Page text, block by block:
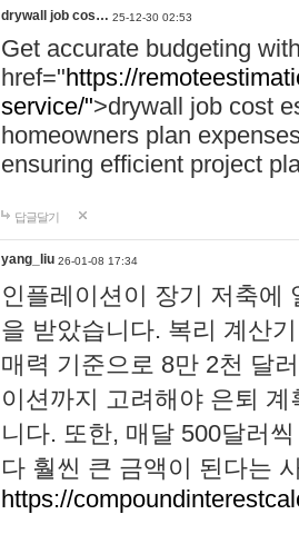
drywall job cos… 25-12-30 02:53
Get accurate budgeting
href="https://
service/">drywall job cost
homeowners plan
ensuring efficient project
답글달기
yang_liu 26-01-08 17:34
인플레이션이 장기 저축에
을 받았습니다. 복리 계산
매력 기준으로 8만 2천 달
이션까지 고려해야 은퇴
니다. 또한, 매달 500달러
다 훨씬 큰 금액이 된다는
https://